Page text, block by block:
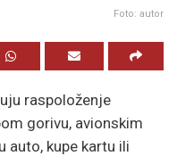
Foto: autor
raspoloženje
gorivu, avionskim
auto, kupe kartu ili